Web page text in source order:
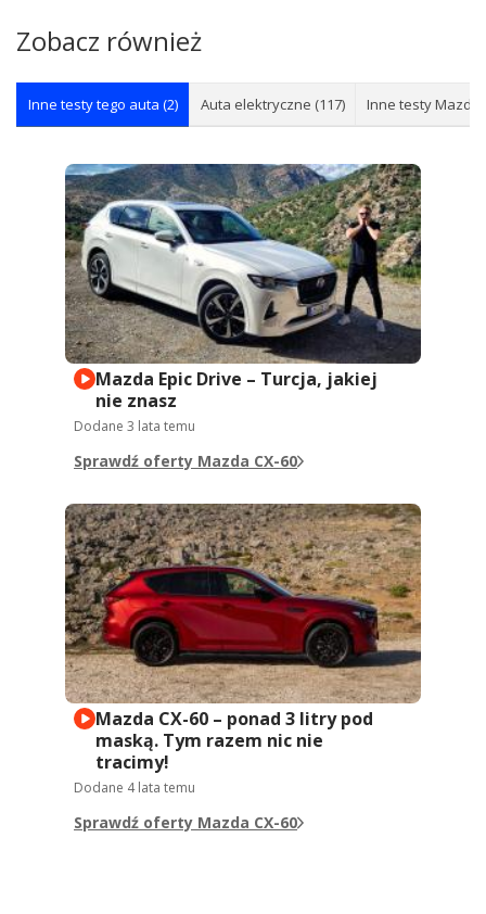
Zobacz również
Inne testy tego auta (2) Auta elektryczne (117) Inne testy Mazda
Mazda Epic Drive – Turcja, jakiej
nie znasz
Dodane 3 lata temu
Sprawdź oferty Mazda CX-60
Mazda CX-60 – ponad 3 litry pod
maską. Tym razem nic nie
tracimy!
Dodane 4 lata temu
Sprawdź oferty Mazda CX-60